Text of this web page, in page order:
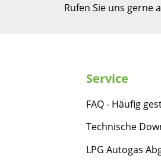
Rufen Sie uns gerne
Service
FAQ - Häufig
Technische
LPG Autogas